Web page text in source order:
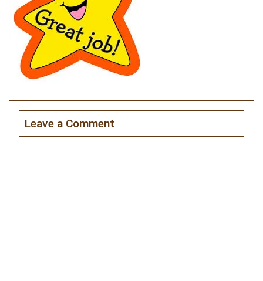
Leave a Comment